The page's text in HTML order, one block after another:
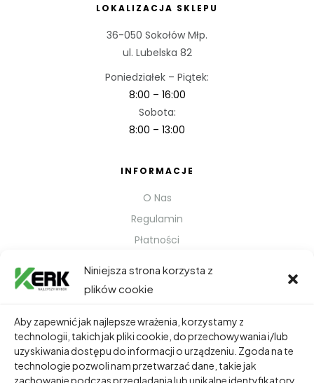
Niniejsza strona korzysta z
plików cookie
Aby zapewnić jak najlepsze wrażenia, korzystamy z
technologii, takich jak pliki cookie, do przechowywania i/lub
uzyskiwania dostępu do informacji o urządzeniu. Zgoda na te
technologie pozwoli nam przetwarzać dane, takie jak
zachowanie podczas przeglądania lub unikalne identyfikatory
LOKALIZACJA SKLEPU
36-050 Sokołów Młp.
ul. Lubelska 82
Poniedziałek – Piątek:
8:00 – 16:00
Sobota:
8:00 – 13:00
INFORMACJE
O Nas
Regulamin
Płatności
Kontakt
TWOJE KONTO
Dane Osobowe